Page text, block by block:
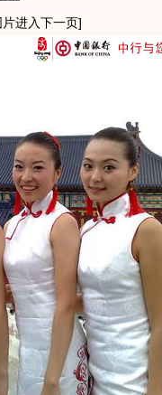
进入下一页]